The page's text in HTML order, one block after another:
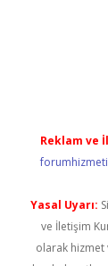
Reklam ve
Yasal Uyarı:
ve İletişim
olarak